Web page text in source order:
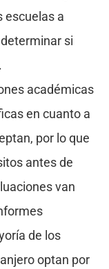
escuelas a
si
académicas
en cuanto a
por lo que
antes de
van
de los
optan por